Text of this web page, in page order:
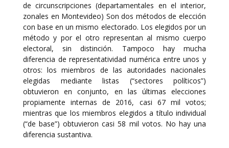
de circunscripciones (departamentales en el interior,
zonales en Montevideo) Son dos métodos de elección
con base en un mismo electorado. Los elegidos por un
método y por el otro representan al mismo cuerpo
electoral, sin distinción. Tampoco hay mucha
diferencia de representatividad numérica entre unos y
otros: los miembros de las autoridades nacionales
elegidas mediante listas (“sectores políticos”)
obtuvieron en conjunto, en las últimas elecciones
propiamente internas de 2016, casi 67 mil votos;
mientras que los miembros elegidos a título individual
(“de base”) obtuvieron casi 58 mil votos. No hay una
diferencia sustantiva.